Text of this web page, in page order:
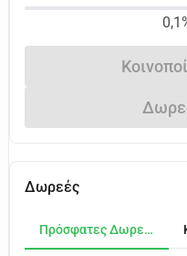
Δωρεές
Πρόσφατες Δωρεές